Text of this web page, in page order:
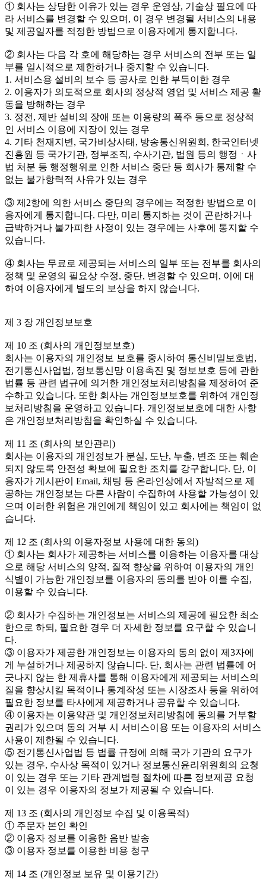
① 회사는 상당한 이유가 있는 경우 운영상, 기술상 필요에 따
라 서비스를 변경할 수 있으며, 이 경우 변경될 서비스의 내용
및 제공일자를 적정한 방법으로 이용자에게 통지합니다.
② 회사는 다음 각 호에 해당하는 경우 서비스의 전부 또는 일
부를 일시적으로 제한하거나 중지할 수 있습니다.
1. 서비스용 설비의 보수 등 공사로 인한 부득이한 경우
2. 이용자가 의도적으로 회사의 정상적 영업 및 서비스 제공 활
동을 방해하는 경우
3. 정전, 제반 설비의 장애 또는 이용량의 폭주 등으로 정상적
인 서비스 이용에 지장이 있는 경우
4. 기타 천재지변, 국가비상사태, 방송통신위원회, 한국인터넷
진흥원 등 국가기관, 정부조직, 수사기관, 법원 등의 행정ㆍ사
법 처분 등 행정행위로 인한 서비스 중단 등 회사가 통제할 수
없는 불가항력적 사유가 있는 경우
③ 제2항에 의한 서비스 중단의 경우에는 적정한 방법으로 이
용자에게 통지합니다. 다만, 미리 통지하는 것이 곤란하거나
급박하거나 불가피한 사정이 있는 경우에는 사후에 통지할 수
있습니다.
④ 회사는 무료로 제공되는 서비스의 일부 또는 전부를 회사의
정책 및 운영의 필요상 수정, 중단, 변경할 수 있으며, 이에 대
하여 이용자에게 별도의 보상을 하지 않습니다.
제 3 장 개인정보보호
제 10 조 (회사의 개인정보보호)
회사는 이용자의 개인정보 보호를 중시하여 통신비밀보호법,
전기통신사업법, 정보통신망 이용촉진 및 정보보호 등에 관한
법률 등 관련 법규에 의거한 개인정보처리방침을 제정하여 준
수하고 있습니다. 또한 회사는 개인정보보호를 위하여 개인정
보처리방침을 운영하고 있습니다. 개인정보보호에 대한 사항
은 개인정보처리방침을 확인하실 수 있습니다.
제 11 조 (회사의 보안관리)
회사는 이용자의 개인정보가 분실, 도난, 누출, 변조 또는 훼손
되지 않도록 안전성 확보에 필요한 조치를 강구합니다. 단, 이
용자가 게시판이 Email, 채팅 등 온라인상에서 자발적으로 제
공하는 개인정보는 다른 사람이 수집하여 사용할 가능성이 있
으며 이러한 위험은 개인에게 책임이 있고 회사에는 책임이 없
습니다.
제 12 조 (회사의 이용자정보 사용에 대한 동의)
① 회사는 회사가 제공하는 서비스를 이용하는 이용자를 대상
으로 해당 서비스의 양적, 질적 향상을 위하여 이용자의 개인
식별이 가능한 개인정보를 이용자의 동의를 받아 이를 수집,
이용할 수 있습니다.
② 회사가 수집하는 개인정보는 서비스의 제공에 필요한 최소
한으로 하되, 필요한 경우 더 자세한 정보를 요구할 수 있습니
다.
③ 이용자가 제공한 개인정보는 이용자의 동의 없이 제3자에
게 누설하거나 제공하지 않습니다. 단, 회사는 관련 법률에 어
긋나지 않는 한 제휴사를 통해 이용자에게 제공되는 서비스의
질을 향상시킬 목적이나 통계작성 또는 시장조사 등을 위하여
필요한 정보를 타사에게 제공하거나 공유할 수 있습니다.
④ 이용자는 이용약관 및 개인정보처리방침에 동의를 거부할
권리가 있으며 동의 거부 시 서비스이용 또는 이용자의 서비스
사용이 제한될 수 있습니다.
⑤ 전기통신사업법 등 법률 규정에 의해 국가 기관의 요구가
있는 경우, 수사상 목적이 있거나 정보통신윤리위원회의 요청
이 있는 경우 또는 기타 관계법령 절차에 따른 정보제공 요청
이 있는 경우 이용자의 정보가 제공될 수 있습니다.
제 13 조 (회사의 개인정보 수집 및 이용목적)
① 주문자 본인 확인
② 이용자 정보를 이용한 음반 발송
③ 이용자 정보를 이용한 비용 청구
제 14 조 (개인정보 보유 및 이용기간)